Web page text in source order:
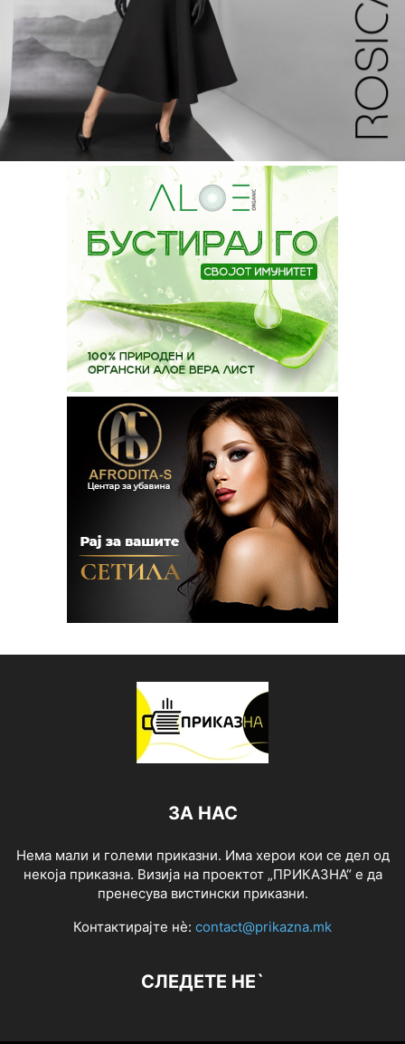
ЗА НАС
Нема мали и големи приказни. Има херои кои се дел од
некоја приказна. Визија на проектот „ПРИКАЗНА“ е да
пренесува вистински приказни.
Контактирајте нѐ: contact@prikazna.mk
СЛЕДЕТЕ НЕ`